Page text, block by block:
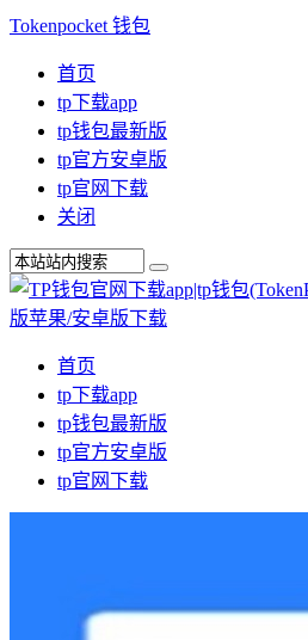
Tokenpocket 钱包
首页
tp下载app
tp钱包最新版
tp官方安卓版
tp官网下载
关闭
首页
tp下载app
tp钱包最新版
tp官方安卓版
tp官网下载